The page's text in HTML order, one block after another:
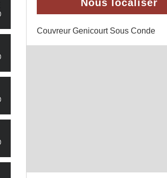
Nous localiser
Couvreur Genicourt Sous Conde